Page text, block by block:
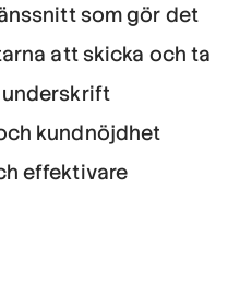
som gör det
att skicka och ta
kundnöjdhet
effektivare